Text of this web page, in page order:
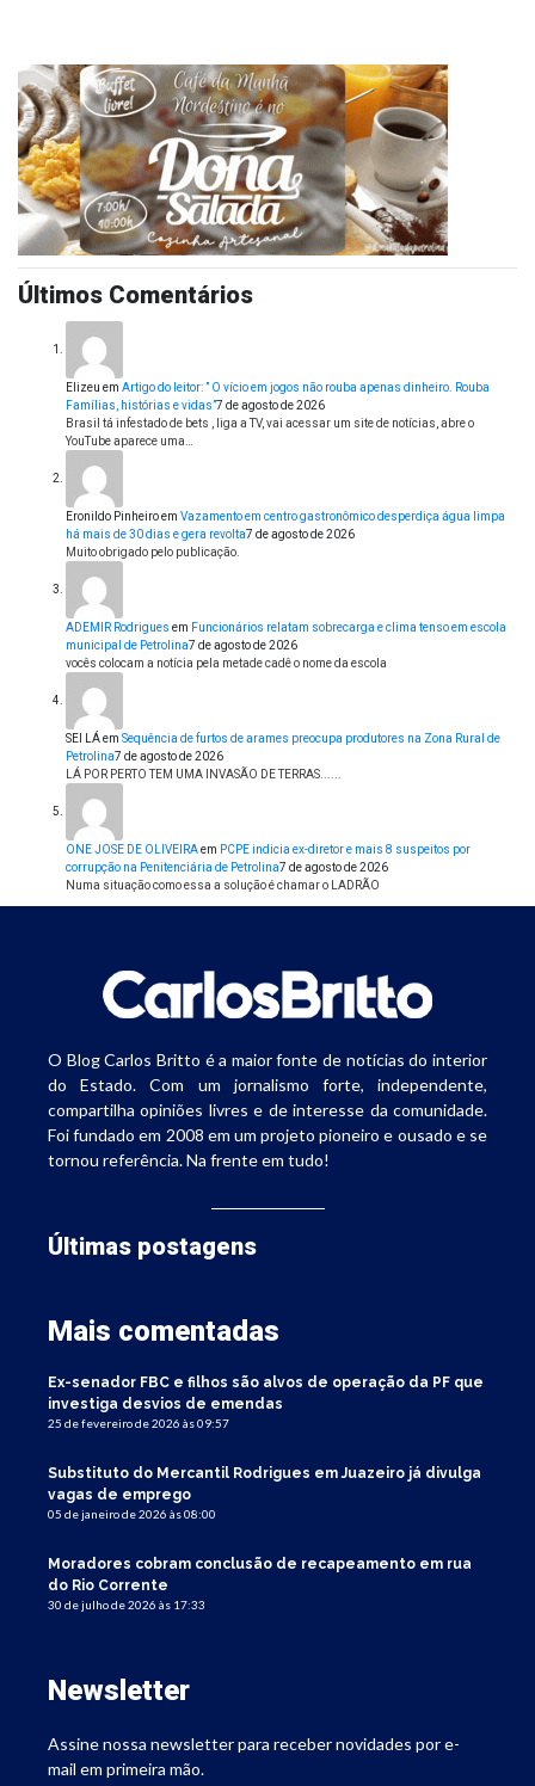
Últimos Comentários
Elizeu em Artigo do leitor: ” O vício em jogos não rouba apenas dinheiro. Rouba
Famílias, histórias e vidas”7 de agosto de 2026
Brasil tá infestado de bets , liga a TV, vai acessar um site de notícias, abre o
YouTube aparece uma…
Eronildo Pinheiroem Vazamento em centro gastronômico desperdiça água limpa
há mais de 30 dias e gera revolta7 de agosto de 2026
Muito obrigado pelo publicação.
ADEMIR Rodrigues em Funcionários relatam sobrecarga e clima tenso em escola
municipal de Petrolina7 de agosto de 2026
vocês colocam a notícia pela metade cadê o nome da escola
SEI LÁem Sequência de furtos de arames preocupa produtores na Zona Rural de
Petrolina7 de agosto de 2026
LÁ POR PERTO TEM UMA INVASÃO DE TERRAS......
ONE JOSE DE OLIVEIRAem PCPE indicia ex-diretor e mais 8 suspeitos por
corrupção na Penitenciária de Petrolina7 de agosto de 2026
Numa situação como essa a solução é chamar o LADRÃO
O Blog Carlos Britto é a maior fonte de notícias do interior
do Estado. Com um jornalismo forte, independente,
compartilha opiniões livres e de interesse da comunidade.
Foi fundado em 2008 em um projeto pioneiro e ousado e se
tornou referência. Na frente em tudo!
Últimas postagens
Mais comentadas
Ex-senador FBC e filhos são alvos de operação da PF que
investiga desvios de emendas
25 de fevereiro de 2026 às 09:57
Substituto do Mercantil Rodrigues em Juazeiro já divulga
vagas de emprego
05 de janeiro de 2026 às 08:00
Moradores cobram conclusão de recapeamento em rua
do Rio Corrente
30 de julho de 2026 às 17:33
Newsletter
Assine nossa newsletter para receber novidades por e-
mail em primeira mão.